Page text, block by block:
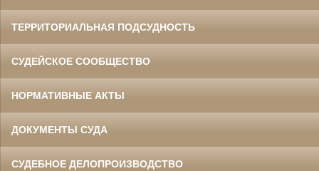
ТЕРРИТОРИАЛЬНАЯ ПОДСУДНОСТЬ
СУДЕЙСКОЕ СООБЩЕСТВО
НОРМАТИВНЫЕ АКТЫ
ДОКУМЕНТЫ СУДА
СУДЕБНОЕ ДЕЛОПРОИЗВОДСТВО